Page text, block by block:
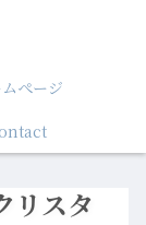
ぺージ
リスタ